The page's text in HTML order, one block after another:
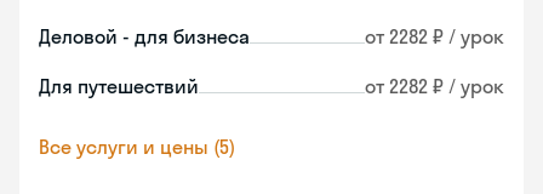
Деловой - для бизнеса от 2282 ₽ / урок
Для путешествий от 2282 ₽ / урок
Все услуги и цены (5)